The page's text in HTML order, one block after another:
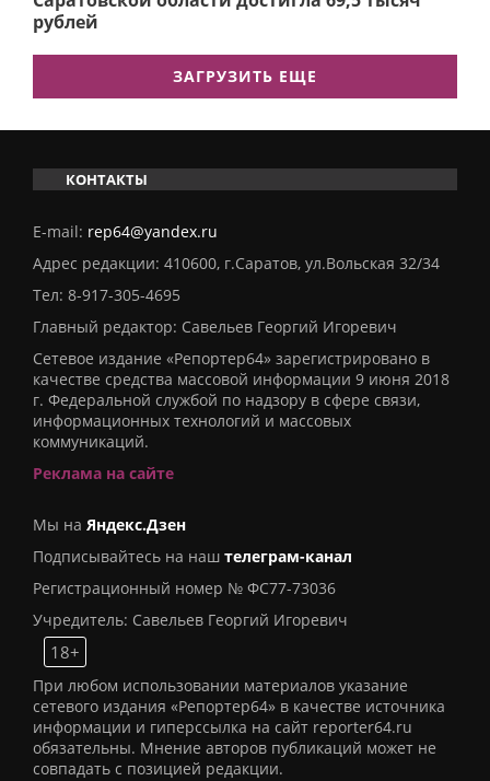
рублей
ЗАГРУЗИТЬ ЕЩЕ
КОНТАКТЫ
E-mail: rep64@yandex.ru
Адрес редакции: 410600, г.Саратов, ул.Вольская 32/34
Тел: 8-917-305-4695
Главный редактор: Савельев Георгий Игоревич
Сетевое издание «Репортер64» зарегистрировано в
качестве средства массовой информации 9 июня 2018
г. Федеральной службой по надзору в сфере связи,
информационных технологий и массовых
коммуникаций.
Реклама на сайте
Мы на Яндекс.Дзен
Подписывайтесь на наш телеграм-канал
Регистрационный номер № ФС77-73036
Учредитель: Савельев Георгий Игоревич
18+
При любом использовании материалов указание
сетевого издания «Репортер64» в качестве источника
информации и гиперссылка на сайт reporter64.ru
обязательны. Мнение авторов публикаций может не
совпадать с позицией редакции.